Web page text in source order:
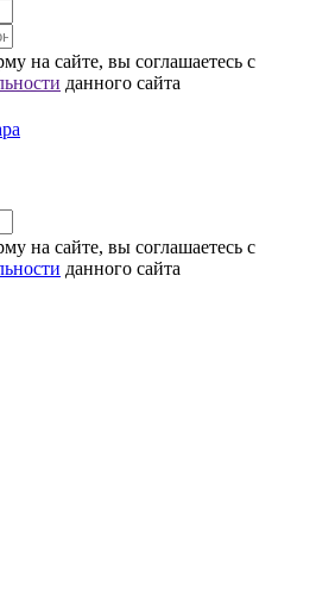
на сайте, вы соглашаетесь с
данного сайта
на сайте, вы соглашаетесь с
данного сайта